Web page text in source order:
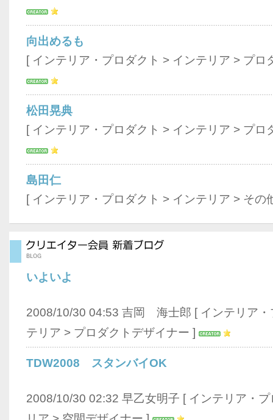
向出めるも
[ インテリア・プロダクト > インテリア > プロ
松田晃典
[ インテリア・プロダクト > インテリア > プロ
島田仁
[ インテリア・プロダクト > インテリア > その
いよいよ
2008/10/30 04:53 吉岡 海士郎 [ インテリア
テリア > プロダクトデザイナー ]
TDW2008 スタンバイOK
2008/10/30 02:32 早乙女明子 [ インテリア・